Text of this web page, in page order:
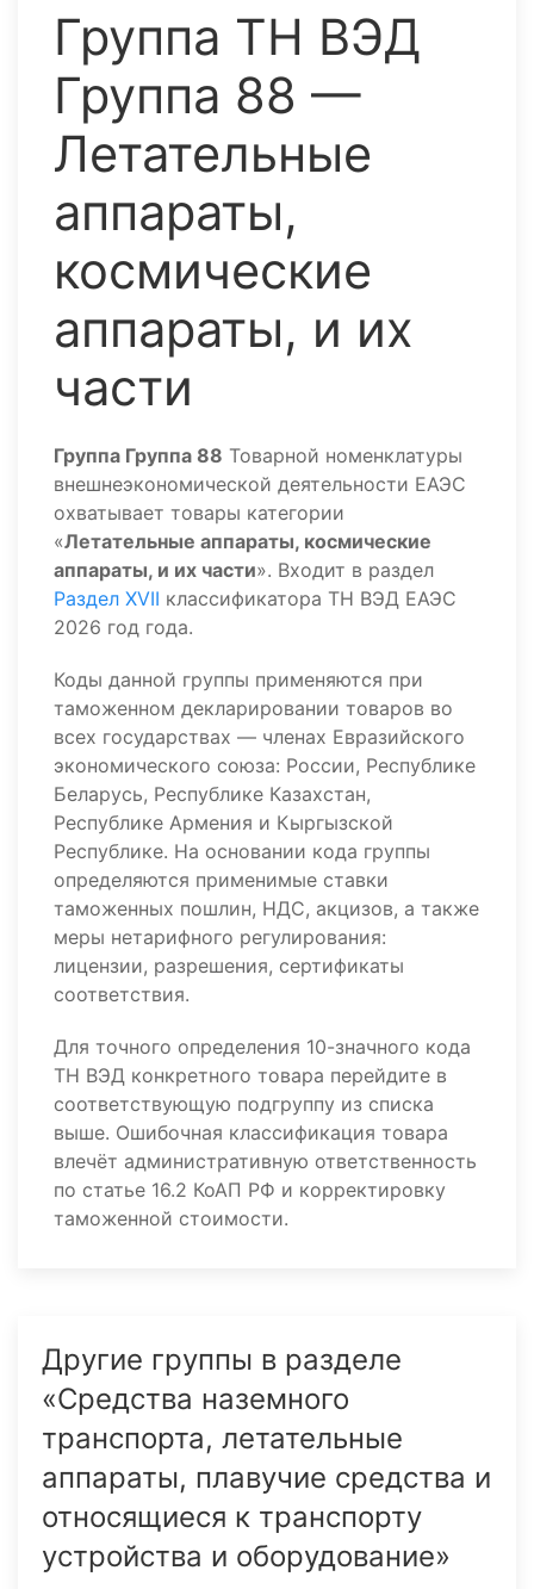
Группа ТН ВЭД
Группа 88 —
Летательные
аппараты,
космические
аппараты, и их
части
Группа Группа 88 Товарной номенклатуры
внешнеэкономической деятельности ЕАЭС
охватывает товары категории
«Летательные аппараты, космические
аппараты, и их части». Входит в раздел
Раздел XVII классификатора ТН ВЭД ЕАЭС
2026 год года.
Коды данной группы применяются при
таможенном декларировании товаров во
всех государствах — членах Евразийского
экономического союза: России, Республике
Беларусь, Республике Казахстан,
Республике Армения и Кыргызской
Республике. На основании кода группы
определяются применимые ставки
таможенных пошлин, НДС, акцизов, а также
меры нетарифного регулирования:
лицензии, разрешения, сертификаты
соответствия.
Для точного определения 10-значного кода
ТН ВЭД конкретного товара перейдите в
соответствующую подгруппу из списка
выше. Ошибочная классификация товара
влечёт административную ответственность
по статье 16.2 КоАП РФ и корректировку
таможенной стоимости.
Другие группы в разделе
«Средства наземного
транспорта, летательные
аппараты, плавучие средства и
относящиеся к транспорту
устройства и оборудование»